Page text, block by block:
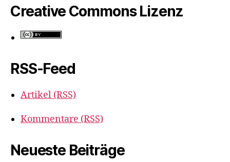
Creative Commons Lizenz
RSS-Feed
Artikel (RSS)
Kommentare (RSS)
Neueste Beiträge